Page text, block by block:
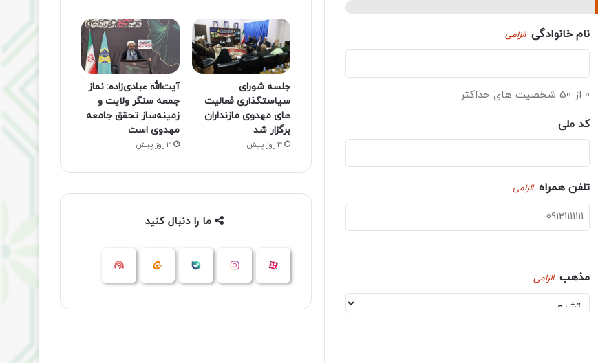
نام خانوادگی الزامی
0 از 50 شخصیت های حداکثر
کد ملی
تلفن همراه الزامی
مذهب الزامی
جلسه شورای
سیاستگذاری فعالیت
های مهدوی مازنداران
برگزار شد
3 روز پیش
آیت‌الله عبادی‌زاده: نماز
جمعه سنگر ولایت و
زمینه‌ساز تحقق جامعه
مهدوی است
3 روز پیش
ما را دنبال کنید
آپارات اینستاگرام ایتا